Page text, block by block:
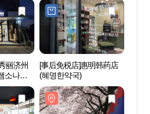
丽济州
소나이
렛점)
[事后免税店]惠明韩药店
(혜명한약국)